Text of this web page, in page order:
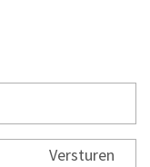
Versturen